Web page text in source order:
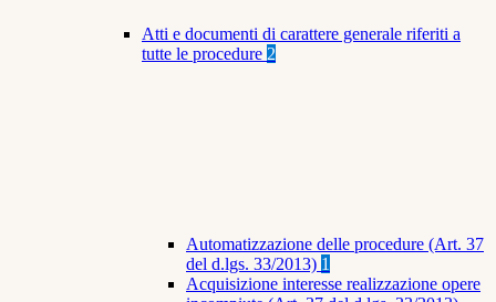
Atti e documenti di carattere generale riferiti a
tutte le procedure 2
Automatizzazione delle procedure (Art. 37
del d.lgs. 33/2013) 1
Acquisizione interesse realizzazione opere